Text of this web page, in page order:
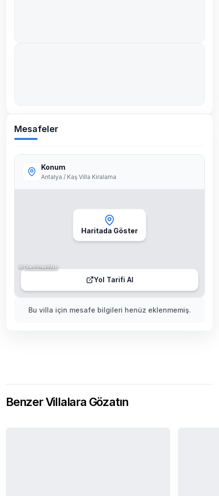
Mesafeler
Bu villa için mesafe bilgileri henüz eklenmemiş.
Konum
Antalya / Kaş Villa Kiralama
Haritada Göster
Yol Tarifi Al
©OpenStreetMap
Benzer Villalara Gözatın